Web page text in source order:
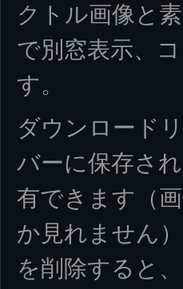
クトル画像と
で別窓表示、
す。
ダウンロード
バーに保存さ
有できます（
か見れません
を削除すると